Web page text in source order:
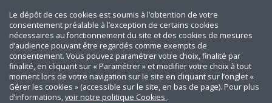
Le dépôt de ces cookies est soumis à l’obtention de votre
consentement préalable à l’exception de certains cookies
nécessaires au fonctionnement du site et des cookies de mesures
d’audience pouvant être regardés comme exempts de
consentement. Vous pouvez paramétrer votre choix, finalité par
finalité, en cliquant sur « Paramétrer » et modifier votre choix à tout
moment lors de votre navigation sur le site en cliquant sur l’onglet «
Gérer les cookies » (accessible sur le site, en bas de page). Pour plus
d’informations,voir notre politique Cookies .